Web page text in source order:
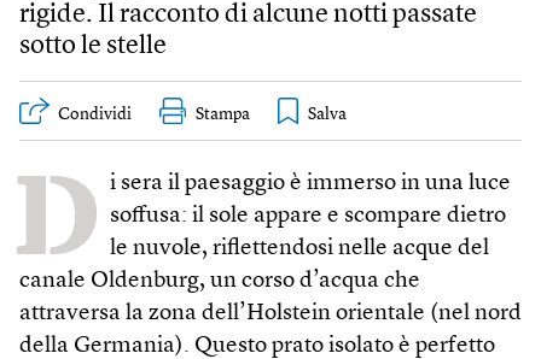
rigide. Il racconto di alcune notti passate
sotto le stelle
Condividi Stampa
D i sera il paesaggio è immerso in una luce
soffusa: il sole appare e scompare dietro
le nuvole, riflettendosi nelle acque del
canale Oldenburg, un corso d’acqua che
attraversa la zona dell’Holstein orientale (nel nord
della Germania). Questo prato isolato è perfetto